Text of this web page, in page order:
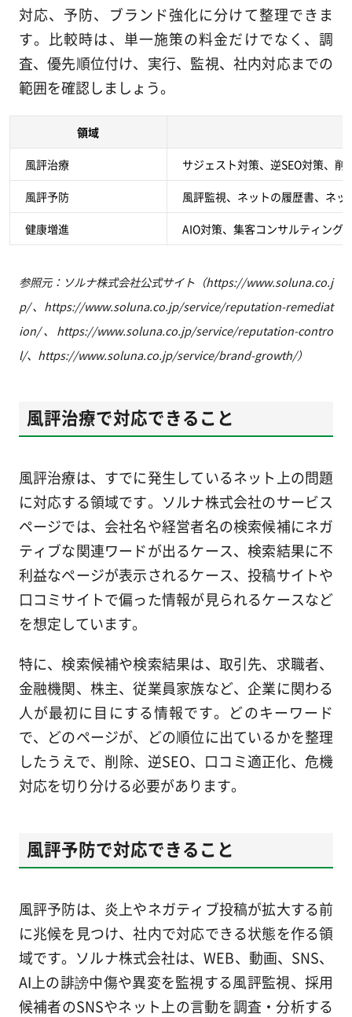
対応、予防、ブランド強化に分けて整理できま
す。比較時は、単一施策の料金だけでなく、調
査、優先順位付け、実行、監視、社内対応までの
範囲を確認しましょう。
領域
風評治療 サジェスト対策、逆SEO対策、
風評予防 風評監視、ネットの履歴書、ネッ
健康増進 AIO対策、集客コンサルティング
参照元：ソルナ株式会社公式サイト（https://www.soluna.co.j
p/、https://www.soluna.co.jp/service/reputation-remediat
ion/、https://www.soluna.co.jp/service/reputation-contro
l/、https://www.soluna.co.jp/service/brand-growth/）
風評治療で対応できること
風評治療は、すでに発生しているネット上の問題
に対応する領域です。ソルナ株式会社のサービス
ページでは、会社名や経営者名の検索候補にネガ
ティブな関連ワードが出るケース、検索結果に不
利益なページが表示されるケース、投稿サイトや
口コミサイトで偏った情報が見られるケースなど
を想定しています。
特に、検索候補や検索結果は、取引先、求職者、
金融機関、株主、従業員家族など、企業に関わる
人が最初に目にする情報です。どのキーワード
で、どのページが、どの順位に出ているかを整理
したうえで、削除、逆SEO、口コミ適正化、危機
対応を切り分ける必要があります。
風評予防で対応できること
風評予防は、炎上やネガティブ投稿が拡大する前
に兆候を見つけ、社内で対応できる状態を作る領
域です。ソルナ株式会社は、WEB、動画、SNS、
AI上の誹謗中傷や異変を監視する風評監視、採用
候補者のSNSやネット上の言動を調査・分析する